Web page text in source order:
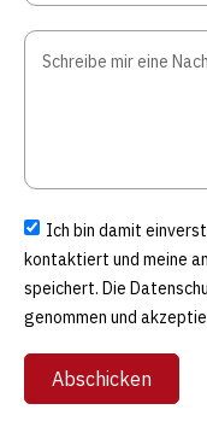
Ich bin damit
kontaktiert und meine
speichert. Die
genommen und
Abschicken